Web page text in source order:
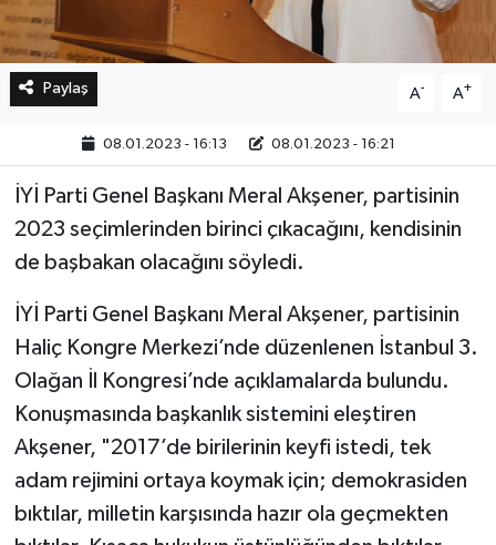
Paylaş A- A+
08.01.2023 - 16:13 08.01.2023 - 16:21
İYİ Parti Genel Başkanı Meral Akşener, partisinin
2023 seçimlerinden birinci çıkacağını, kendisinin
de başbakan olacağını söyledi.
İYİ Parti Genel Başkanı Meral Akşener, partisinin
Haliç Kongre Merkezi’nde düzenlenen İstanbul 3.
Olağan İl Kongresi’nde açıklamalarda bulundu.
Konuşmasında başkanlık sistemini eleştiren
Akşener, "2017’de birilerinin keyfi istedi, tek
adam rejimini ortaya koymak için; demokrasiden
bıktılar, milletin karşısında hazır ola geçmekten